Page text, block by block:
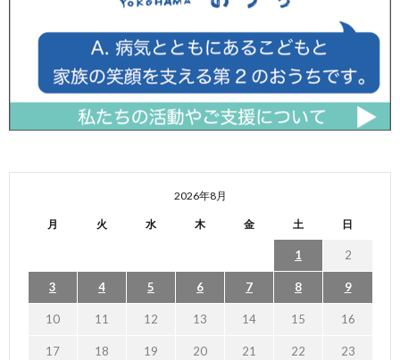
2026年8月
月 火 水 木 金 土 日
1 2
3 4 5 6 7 8 9
10 11 12 13 14 15 16
17 18 19 20 21 22 23